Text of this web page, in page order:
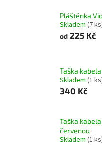
Pláštěnka
Skladem (7
od 225 Kč
Taška
Skladem (1
340 Kč
Taška
červenou
Skladem (1